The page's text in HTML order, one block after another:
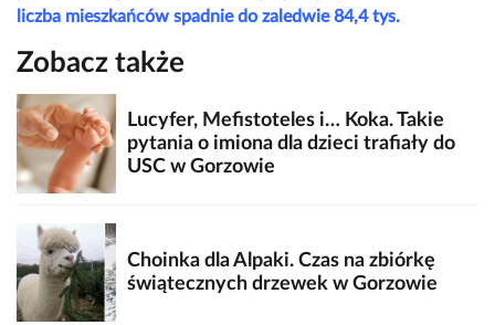
liczba mieszkańców spadnie do zaledwie 84,4 tys.
Zobacz także
Lucyfer, Mefistoteles i… Koka. Takie
pytania o imiona dla dzieci trafiały do
USC w Gorzowie
Choinka dla Alpaki. Czas na zbiórkę
świątecznych drzewek w Gorzowie